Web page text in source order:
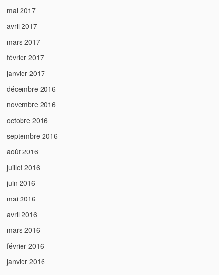
mai 2017
avril 2017
mars 2017
février 2017
janvier 2017
décembre 2016
novembre 2016
octobre 2016
septembre 2016
août 2016
juillet 2016
juin 2016
mai 2016
avril 2016
mars 2016
février 2016
janvier 2016